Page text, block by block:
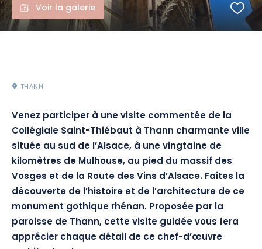
Voir la galerie
THANN
Venez participer à une visite commentée de la
Collégiale Saint-Thiébaut à Thann charmante ville
située au sud de l’Alsace, à une vingtaine de
kilomètres de Mulhouse, au pied du massif des
Vosges et de la Route des Vins d’Alsace. Faites la
découverte de l’histoire et de l’architecture de ce
monument gothique rhénan. Proposée par la
paroisse de Thann, cette visite guidée vous fera
apprécier chaque détail de ce chef-d’œuvre